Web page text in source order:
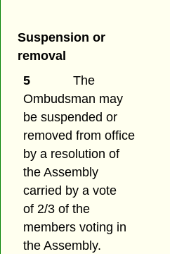
Suspension or
removal
5
The
Ombudsman may
be suspended or
removed from office
by a resolution of
the Assembly
carried by a vote
of 2/3 of the
members voting in
the Assembly.